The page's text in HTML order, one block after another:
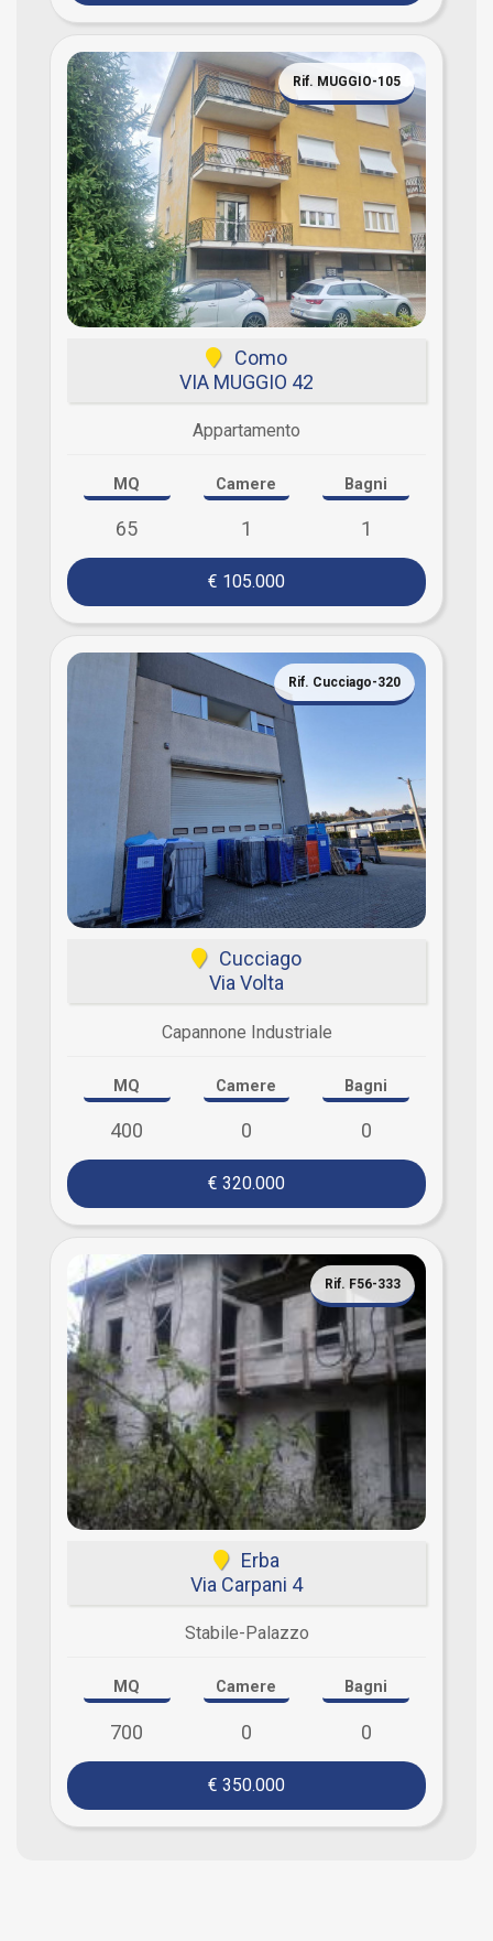
Rif. MUGGIO-105
Como
VIA MUGGIO 42
Appartamento
MQ
65
Camere
1
Bagni
1
€ 105.000
Rif. Cucciago-320
Cucciago
Via Volta
Capannone Industriale
MQ
400
Camere
0
Bagni
0
€ 320.000
Rif. F56-333
Erba
Via Carpani 4
Stabile-Palazzo
MQ
700
Camere
0
Bagni
0
€ 350.000